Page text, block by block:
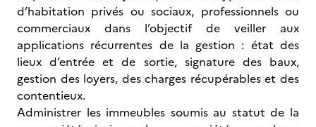
d’habitation privés ou sociaux, professionnels ou
commerciaux dans l’objectif de veiller aux
applications récurrentes de la gestion : état des
lieux d’entrée et de sortie, signature des baux,
gestion des loyers, des charges récupérables et des
contentieux.
Administrer les immeubles soumis au statut de la